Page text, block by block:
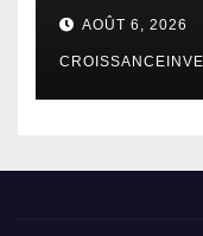
AOÛT 6, 2026